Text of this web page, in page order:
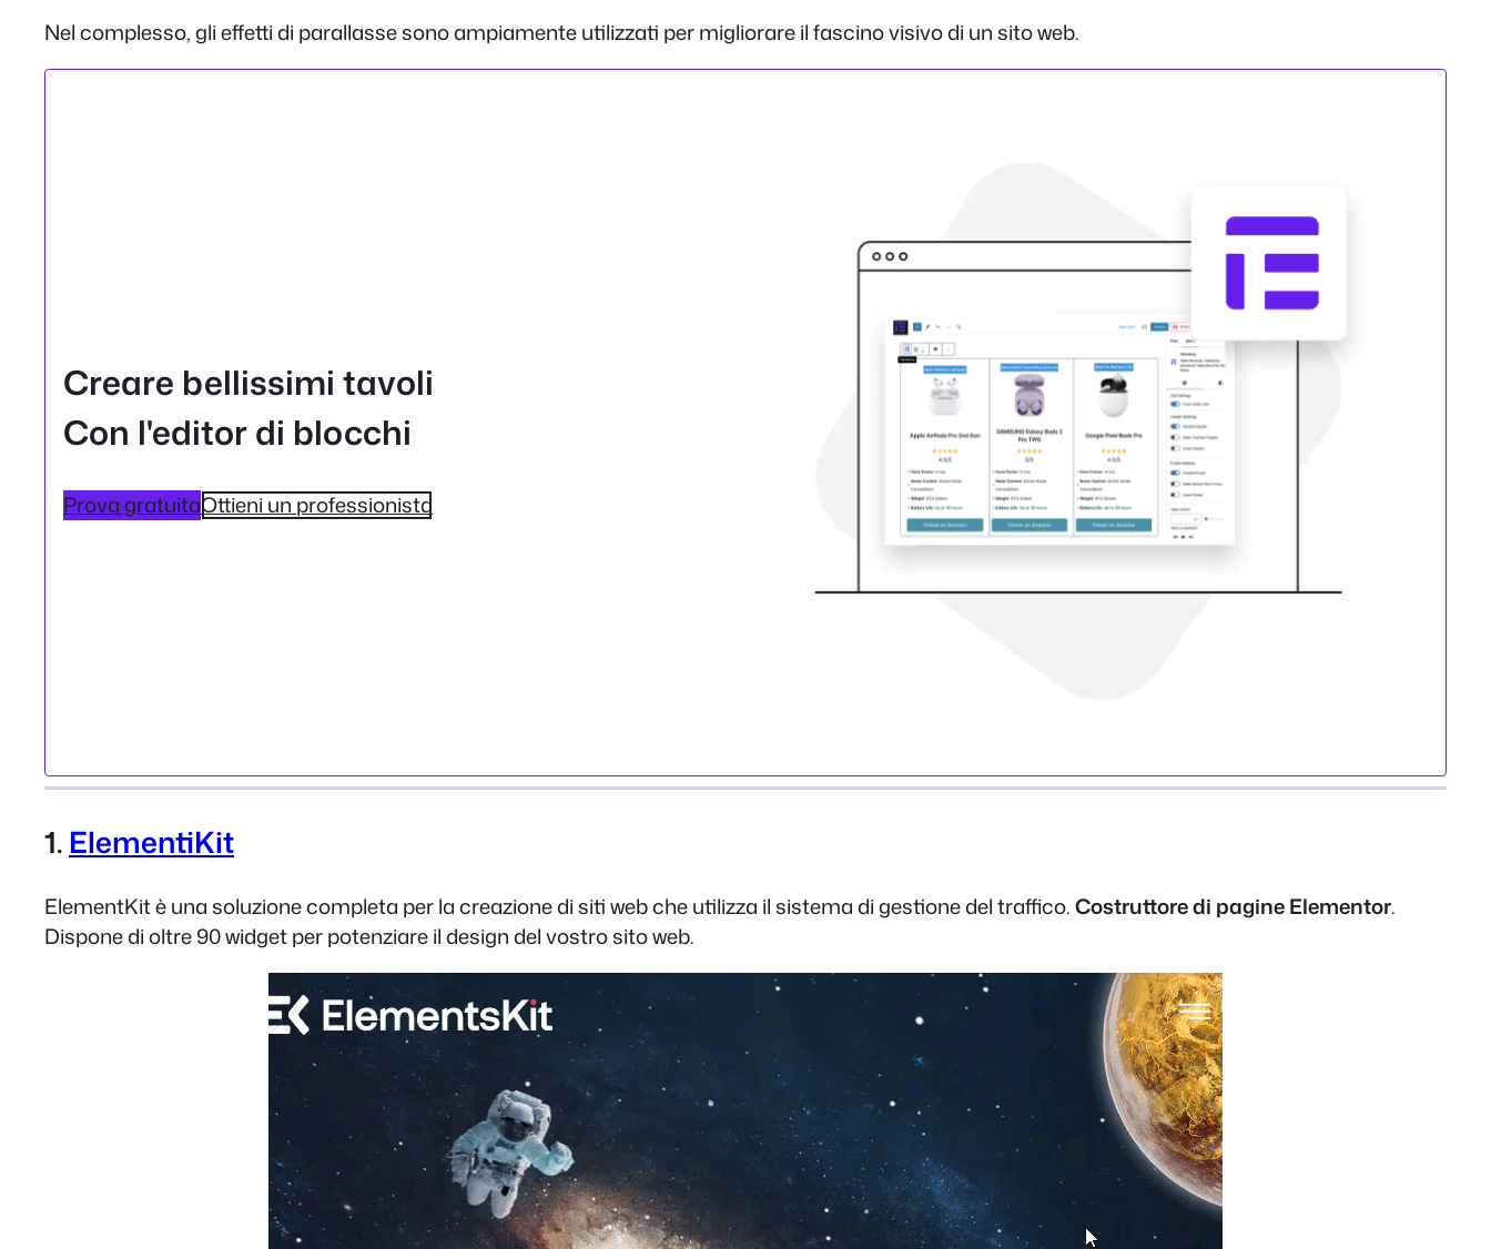
Nel complesso, gli effetti di parallasse sono ampiamente utilizzati per migliorare il fascino visivo di un sito web.
Creare bellissimi tavoli
Con l'editor di blocchi
Prova gratuitaOttieni un professionista
1. ElementiKit
ElementKit è una soluzione completa per la creazione di siti web che utilizza il sistema di gestione del traffico.Costruttore di pagine Elementor.
Dispone di oltre 90 widget per potenziare il design del vostro sito web.